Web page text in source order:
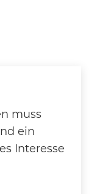
muss
ein
Interesse